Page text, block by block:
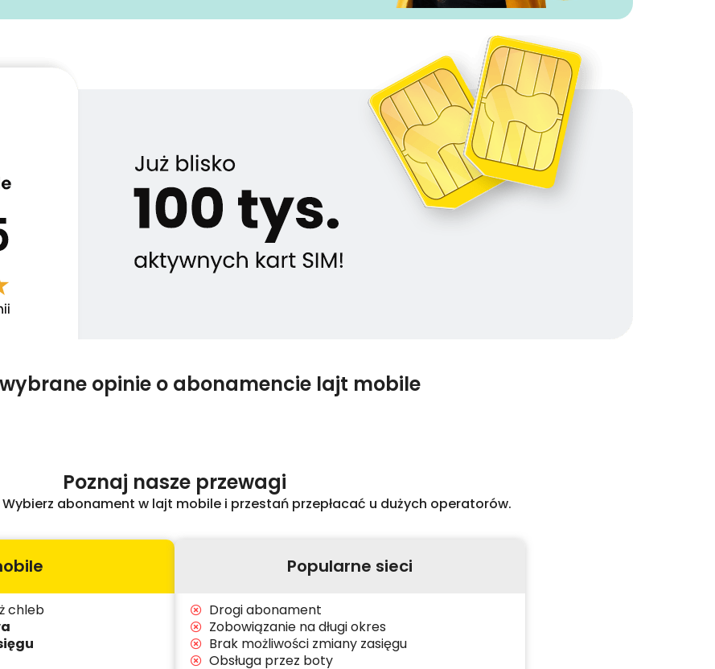
opinie o abonamencie lajt mobile
Poznaj nasze przewagi
Wybierz abonament w lajt mobile i przestań przepłacać u dużych operatorów.
chleb
Popularne sieci
Drogi abonament
Zobowiązanie na długi okres
Brak możliwości zmiany zasięgu
Obsługa przez boty